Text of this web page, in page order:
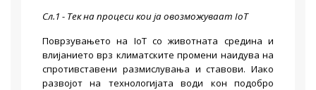
Сл.1 - Тек на процеси кои ја овозможуваат IoT
Поврзувањето на IoT со животната средина и
влијанието врз климатските промени наидува на
спротивставени размислувања и ставови. Иако
развојот на технологијата води кон подобро